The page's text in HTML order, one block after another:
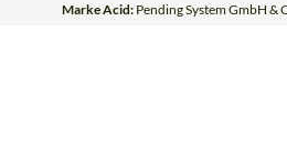
Marke Acid: Pending System GmbH